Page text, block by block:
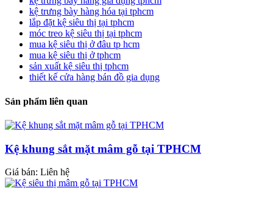
kệ trưng bày hàng hóa tại tphcm
lắp đặt kệ siêu thị tại tphcm
móc treo kệ siêu thị tại tphcm
mua kệ siêu thị ở đâu tp hcm
mua kệ siêu thị ở tphcm
sản xuất kệ siêu thị tphcm
thiết kế cửa hàng bán đồ gia dụng
Sản phẩm liên quan
Kệ khung sắt mặt mâm gỗ tại TPHCM
Giá bán: Liên hệ